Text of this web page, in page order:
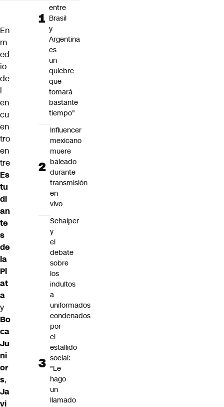
En
m
ed
io
de
l
en
cu
en
tro
en
tre
Es
tu
di
an
te
s
de
la
Pl
at
a
y
Bo
ca
Ju
ni
or
s,
Ja
vi
entre
Brasil
y
Argentina
es
un
quiebre
que
tomará
bastante
tiempo"
Influencer
mexicano
muere
baleado
durante
transmisión
en
vivo
Schalper
y
el
debate
sobre
los
indultos
a
uniformados
condenados
por
el
estallido
social:
"Le
hago
un
llamado